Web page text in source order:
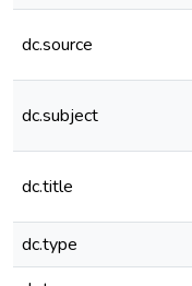
dc.source
dc.subject
dc.title
dc.type